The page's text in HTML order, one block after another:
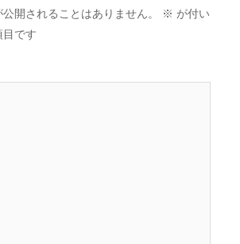
開されることはありません。 ※ が付い
目です